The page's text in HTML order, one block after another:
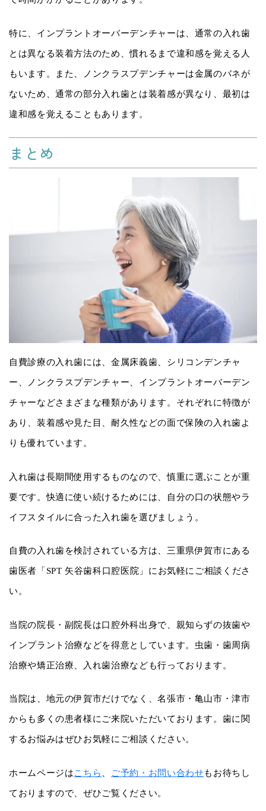
特に、インプラントオーバーデンチャーは、通常の入れ歯
とは異なる装着方法のため、慣れるまで違和感を覚える人
もいます。また、ノンクラスプデンチャーは金属のバネが
ないため、通常の部分入れ歯とは装着感が異なり、最初は
違和感を覚えることもあります。
まとめ
自費診療の入れ歯には、金属床義歯、シリコンデンチャ
ー、ノンクラスプデンチャー、インプラントオーバーデン
チャーなどさまざまな種類があります。それぞれに特徴が
あり、装着感や見た目、耐久性などの面で保険の入れ歯よ
りも優れています。
入れ歯は長期間使用するものなので、慎重に選ぶことが重
要です。快適に使い続けるためには、自分の口の状態やラ
イフスタイルに合った入れ歯を選びましょう。
自費の入れ歯を検討されている方は、三重県伊賀市にある
歯医者「SPT 矢谷歯科口腔医院」にお気軽にご相談くださ
い。
当院の院長・副院長は口腔外科出身で、親知らずの抜歯や
インプラント治療などを得意としています。虫歯・歯周病
治療や矯正治療、入れ歯治療なども行っております。
当院は、地元の伊賀市だけでなく、名張市・亀山市・津市
からも多くの患者様にご来院いただいております。歯に関
するお悩みはぜひお気軽にご相談ください。
ホームページはこちら ご予約・お問い合わせもお待ちし
ておりますので、ぜひご覧ください。